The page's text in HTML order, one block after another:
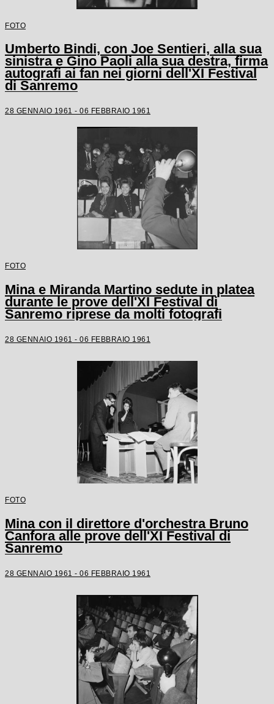
FOTO
Umberto Bindi, con Joe Sentieri, alla sua
sinistra e Gino Paoli alla sua destra, firma
autografi ai fan nei giorni dell'XI Festival
di Sanremo
28 GENNAIO 1961 - 06 FEBBRAIO 1961
FOTO
Mina e Miranda Martino sedute in platea
durante le prove dell'XI Festival di
Sanremo riprese da molti fotografi
28 GENNAIO 1961 - 06 FEBBRAIO 1961
FOTO
Mina con il direttore d'orchestra Bruno
Canfora alle prove dell'XI Festival di
Sanremo
28 GENNAIO 1961 - 06 FEBBRAIO 1961